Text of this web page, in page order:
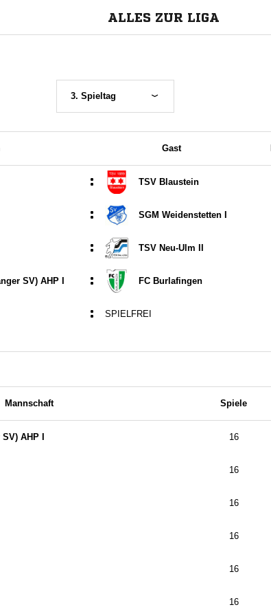
ALLES ZUR LIGA
3. Spieltag
Gast
: TSV Blaustein
: SGM Weidenstetten I
: TSV Neu-Ulm II
SV) AHP I : FC Burlafingen
: SPIELFREI
Mannschaft Spiele
AHP I 16
16
16
16
16
16